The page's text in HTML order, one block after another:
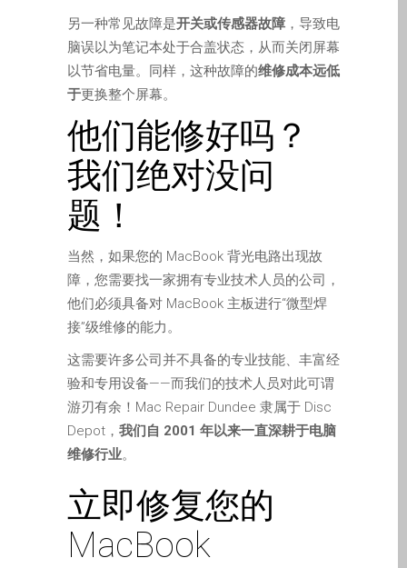
– Upgrades
Apple MacBook-
Austausch der Batterie für
Ihr iPhone und iPad
Diehard Apple-Fans für
Mac-Computer in Dundee
Kontaktieren Sie uns
Reparatur von Apple Mac
OS X und macOS in
Dundee
Reparaturen für das Apple
MacBook Serie
Dunkler Bildschirm bei
MacBook, Pro, Air und Neo
另一种常见故障是开关或传感器故障 ，导致电
脑误以为笔记本处于合盖状态，从而关闭屏幕
以节省电量。同样，这种故障的维修成本远低
于更换整个屏幕。
他们能修好吗？
我们绝对没问
题！
当然，如果您的 MacBook 背光电路出现故
障，您需要找一家拥有专业技术人员的公司，
他们必须具备对 MacBook 主板进行“微型焊
接”级维修的能力。
这需要许多公司并不具备的专业技能、丰富经
验和专用设备——而我们的技术人员对此可谓
游刃有余！Mac Repair Dundee 隶属于 Disc
Depot， 我们自 2001 年以来一直深耕于电脑
维修行业。
立即修复您的
MacBook